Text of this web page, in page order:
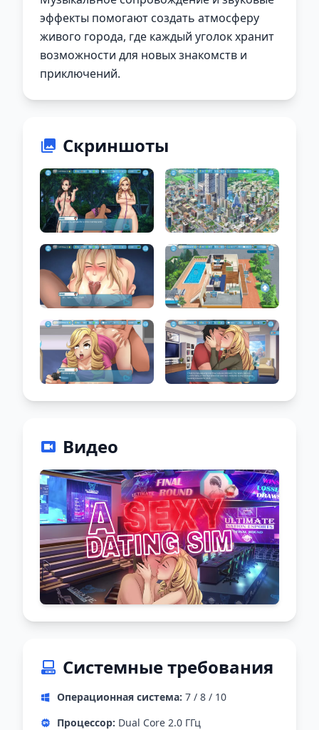
эффекты помогают создать атмосферу
живого города, где каждый уголок хранит
возможности для новых знакомств и
приключений.
Скриншоты
Видео
Системные требования
Операционная система: 7 / 8 / 10
Процессор: Dual Core 2.0 ГГц